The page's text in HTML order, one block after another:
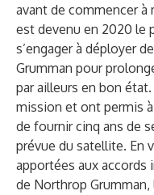
avant de commencer à
est devenu en 2020 le
s’engager à déployer
Grumman pour
par ailleurs en bon
mission et ont permis à
de fournir cinq ans de
prévue du satellite. En
apportées aux accords
de Northrop